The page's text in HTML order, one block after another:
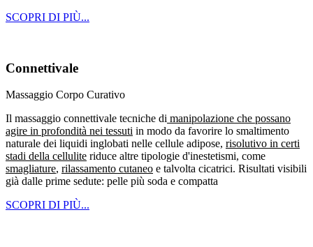
SCOPRI DI PIÙ...
Connettivale
Massaggio Corpo Curativo
Il massaggio connettivale tecniche di manipolazione che possano
agire in profondità nei tessuti in modo da favorire lo smaltimento
naturale dei liquidi inglobati nelle cellule adipose, risolutivo in certi
stadi della cellulite riduce altre tipologie d'inestetismi, come
smagliature, rilassamento cutaneo e talvolta cicatrici. Risultati visibili
già dalle prime sedute: pelle più soda e compatta
SCOPRI DI PIÙ...